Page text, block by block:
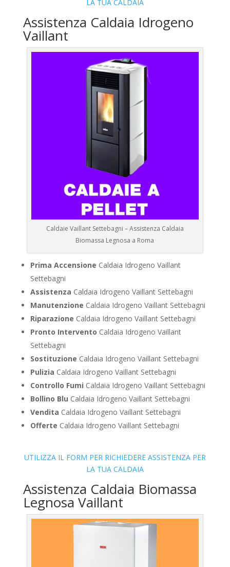
LA TUA CALDAIA
Assistenza Caldaia Idrogeno
Vaillant
Caldaie Vaillant Settebagni – Assistenza Caldaia
Biomassa Legnosa a Roma
Prima Accensione Caldaia Idrogeno Vaillant
Settebagni
Assistenza Caldaia Idrogeno Vaillant Settebagni
Manutenzione Caldaia Idrogeno Vaillant Settebagni
Riparazione Caldaia Idrogeno Vaillant Settebagni
Pronto Intervento Caldaia Idrogeno Vaillant
Settebagni
Sostituzione Caldaia Idrogeno Vaillant Settebagni
Pulizia Caldaia Idrogeno Vaillant Settebagni
Controllo Fumi Caldaia Idrogeno Vaillant Settebagni
Bollino Blu Caldaia Idrogeno Vaillant Settebagni
Vendita Caldaia Idrogeno Vaillant Settebagni
Offerte Caldaia Idrogeno Vaillant Settebagni
UTILIZZA IL FORM PER RICHIEDERE ASSISTENZA PER
LA TUA CALDAIA
Assistenza Caldaia Biomassa
Legnosa Vaillant